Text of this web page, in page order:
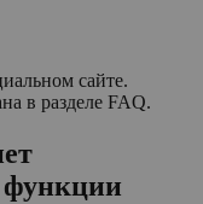
сайте.
в разделе FAQ.
функции